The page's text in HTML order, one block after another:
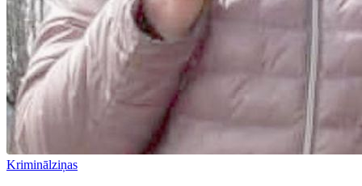
Kriminālziņas